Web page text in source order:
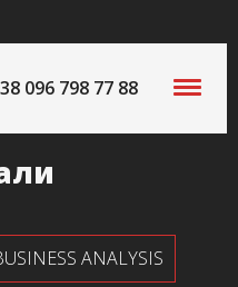
096 798 77 88
ANALYSIS